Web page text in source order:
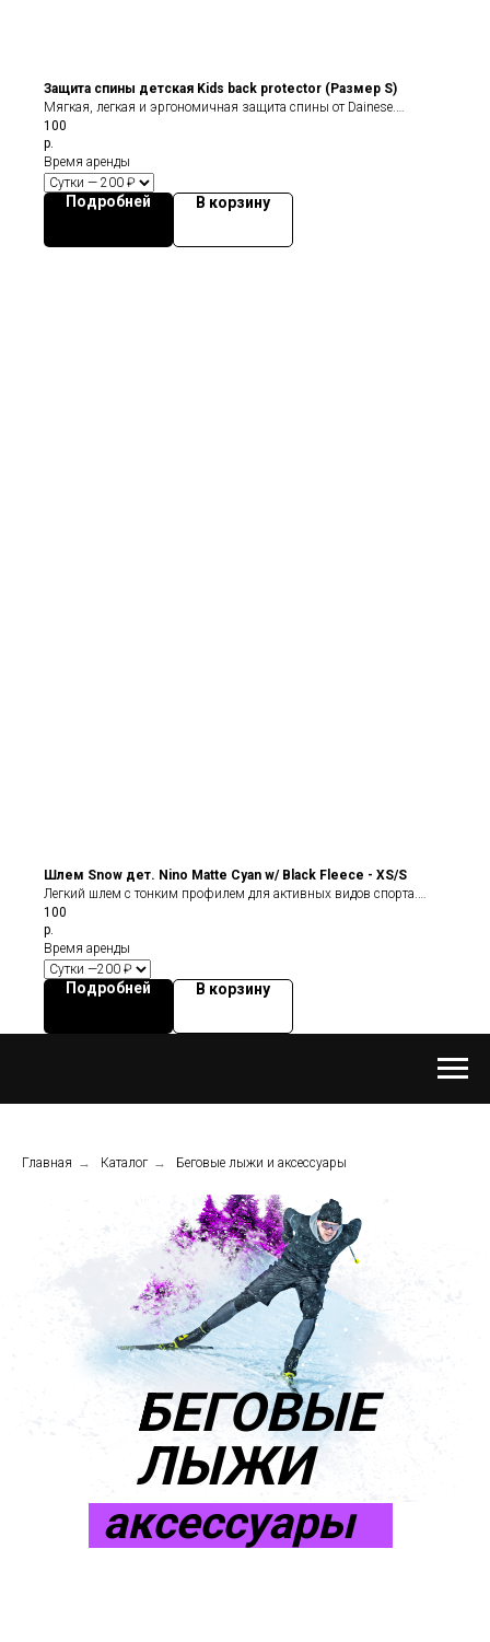
Защита спины детская Kids back protector (Размер S)
Мягкая, легкая и эргономичная защита спины от Dainese.
Шестигранные пластины разного диаметра обеспечивают
максимальную свободу движений и адаптируются к форме
спины. Материал Crash Absorb превосходно поглощает удары, а
форма элементов распределяет энергию удара по всей
поверхности защиты. Тканевая основа Jersy Hole обеспечивает
возможностью регулировки длины.
100
р.
Время аренды
Подробней В корзину
Шлем Snow дет. Nino Matte Cyan w/ Black Fleece - XS/S
Легкий шлем с тонким профилем для активных видов спорта.
Бесшовный поликарбонатный корпус формируется по
запатентованной технологии застывания жидкой пены Zip Mold.
Шлем оснащен сменным вязаным лайнером на флисе, поэтому
подойдет для катания при самом широком температурном
диапазоне.
100
р.
Время аренды
Подробней В корзину
Главная → Каталог → Беговые лыжи и аксессуары
БЕГОВЫЕ
ЛЫЖИ
аксессуары